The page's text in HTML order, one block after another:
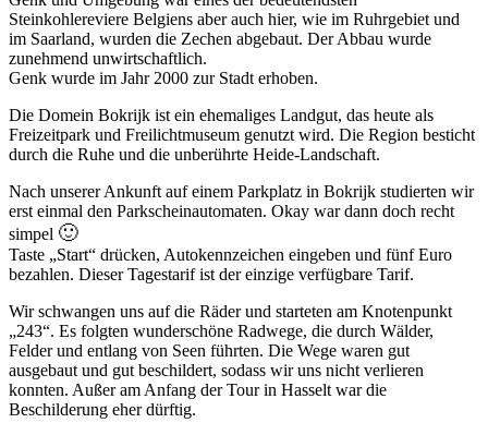
Steinkohlereviere Belgiens aber auch hier, wie im Ruhrgebiet und
im Saarland, wurden die Zechen abgebaut. Der Abbau wurde
zunehmend unwirtschaftlich.
Genk wurde im Jahr 2000 zur Stadt erhoben.
Die Domein Bokrijk ist ein ehemaliges Landgut, das heute als
Freizeitpark und Freilichtmuseum genutzt wird. Die Region besticht
durch die Ruhe und die unberührte Heide-Landschaft.
Nach unserer Ankunft auf einem Parkplatz in Bokrijk studierten wir
erst einmal den Parkscheinautomaten. Okay war dann doch recht
simpel 🙂
Taste „Start“ drücken, Autokennzeichen eingeben und fünf Euro
bezahlen. Dieser Tagestarif ist der einzige verfügbare Tarif.
Wir schwangen uns auf die Räder und starteten am Knotenpunkt
„243“. Es folgten wunderschöne Radwege, die durch Wälder,
Felder und entlang von Seen führten. Die Wege waren gut
ausgebaut und gut beschildert, sodass wir uns nicht verlieren
konnten. Außer am Anfang der Tour in Hasselt war die
Beschilderung eher dürftig.